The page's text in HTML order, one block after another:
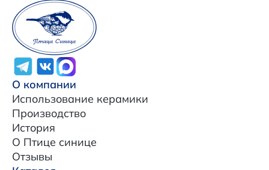
О компании
Использование керамики
Производство
История
О Птице синице
Отзывы